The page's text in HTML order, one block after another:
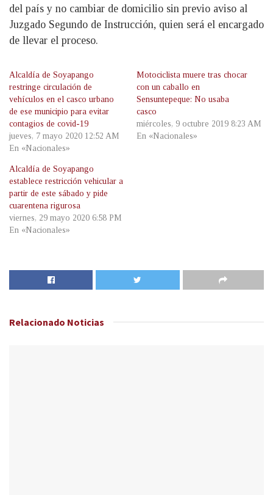
del país y no cambiar de domicilio sin previo aviso al
Juzgado Segundo de Instrucción, quien será el encargado
de llevar el proceso.
Alcaldía de Soyapango
restringe circulación de
vehículos en el casco urbano
de ese municipio para evitar
contagios de covid-19
jueves, 7 mayo 2020 12:52 AM
En «Nacionales»
Motociclista muere tras chocar
con un caballo en
Sensuntepeque: No usaba
casco
miércoles, 9 octubre 2019 8:23 AM
En «Nacionales»
Alcaldía de Soyapango
establece restricción vehicular a
partir de este sábado y pide
cuarentena rigurosa
viernes, 29 mayo 2020 6:58 PM
En «Nacionales»
Relacionado Noticias